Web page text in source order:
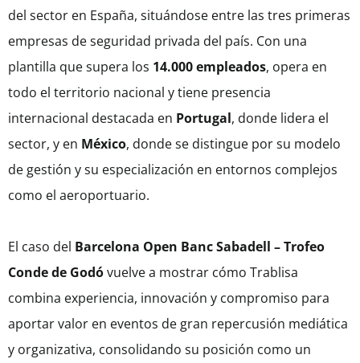
del sector en España, situándose entre las tres primeras
empresas de seguridad privada del país. Con una
plantilla que supera los 14.000 empleados, opera en
todo el territorio nacional y tiene presencia
internacional destacada en Portugal, donde lidera el
sector, y en México, donde se distingue por su modelo
de gestión y su especialización en entornos complejos
como el aeroportuario.
El caso del Barcelona Open Banc Sabadell – Trofeo
Conde de Godóvuelve a mostrar cómo Trablisa
combina experiencia, innovación y compromiso para
aportar valor en eventos de gran repercusión mediática
y organizativa, consolidando su posición como un